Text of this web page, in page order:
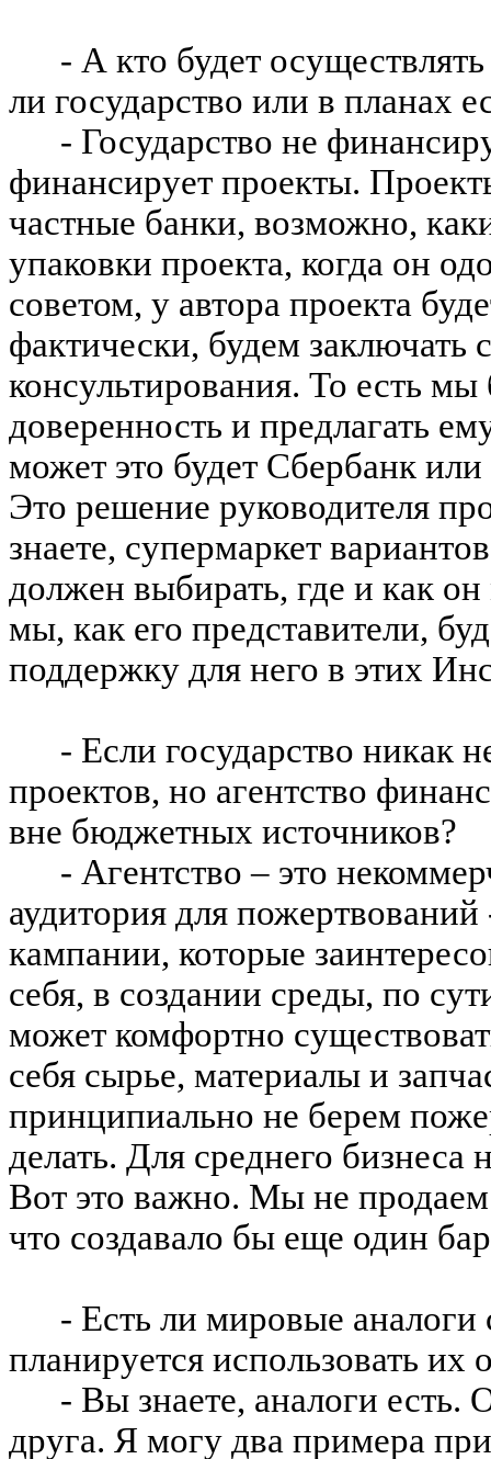
- А кто будет
ли государство или в планах
- Государство не
финансирует проекты.
частные банки, возможно,
упаковки проекта, когда он
советом, у автора проекта
фактически, будем
консультирования. То есть
доверенность и предлагать
может это будет Сбербанк
Это решение руководителя
знаете, супермаркет
должен выбирать, где и как
мы, как его представители,
поддержку для него в этих
- Если государство никак
проектов, но агентство
вне бюджетных источников?
- Агентство – это
аудитория для
кампании, которые
себя, в создании среды, по
может комфортно
себя сырье, материалы и
принципиально не берем
делать. Для среднего
Вот это важно. Мы не продаем
что создавало бы еще один
- Есть ли мировые
планируется использовать их
- Вы знаете, аналоги есть.
друга. Я могу два примера